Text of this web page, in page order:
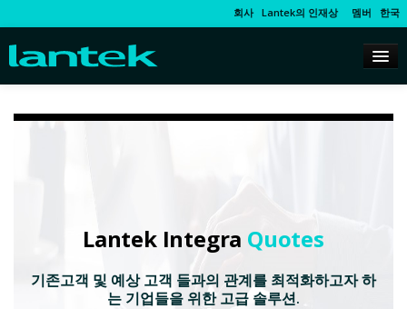
회사 Lantek의 인재상 멤버 한국
Lantek Integra Quotes
기존고객 및 예상 고객 들과의 관계를 최적화하고자 하
는 기업들을 위한 고급 솔루션.